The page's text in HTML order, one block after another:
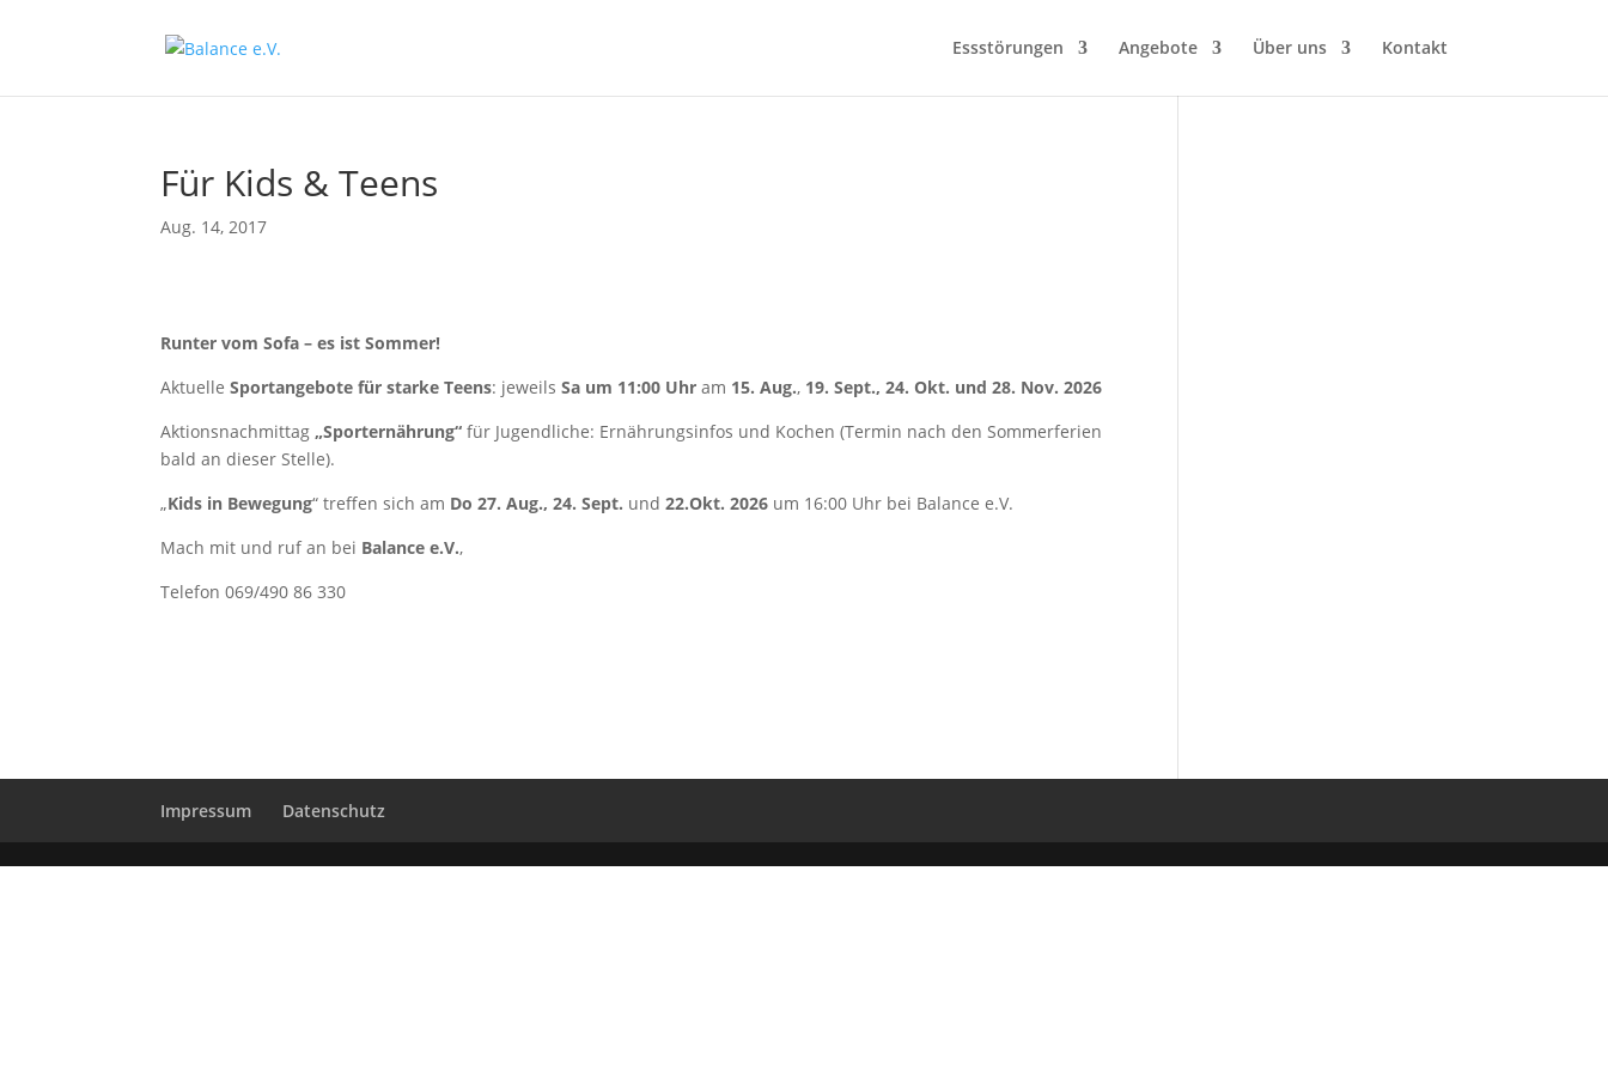
Essstörungen Angebote Über uns Kontakt
Für Kids & Teens
Aug. 14, 2017
Runter vom Sofa – es ist Sommer!
AktuelleSportangebote für starke Teens: jeweilsSa um 11:00 Uhr am 15. Aug., 19. Sept., 24. Okt. und 28. Nov. 2026
Aktionsnachmittag„Sporternährung“ für Jugendliche: Ernährungsinfos und Kochen (Termin nach den Sommerferien
bald an dieser Stelle).
„Kids in Bewegung“ treffen sich am Do 27. Aug., 24. Sept. und22.Okt. 2026 um 16:00 Uhr bei Balance e.V.
Mach mit und ruf an bei Balance e.V.,
Telefon 069/490 86 330
Impressum Datenschutz